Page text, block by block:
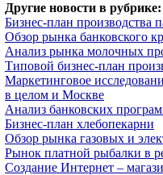
Другие новости в рубрике:
Бизнес-план производства
Обзор рынка банковского
Анализ рынка молочных
Типовой бизнес-план
Маркетинговое
в целом и Москве
Анализ банковских
Бизнес-план хлебопекарни
Обзор рынка газовых и
Рынок платной рыбалки в
Создание Интернет –